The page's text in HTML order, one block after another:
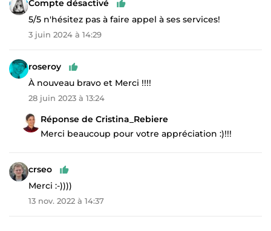
Compte désactivé
5/5 n'hésitez pas à faire appel à ses services!
3 juin 2024 à 14:29
roseroy
À nouveau bravo et Merci !!!!
28 juin 2023 à 13:24
Réponse de Cristina_Rebiere
Merci beaucoup pour votre appréciation :)!!!
crseo
Merci :-))))
13 nov. 2022 à 14:37